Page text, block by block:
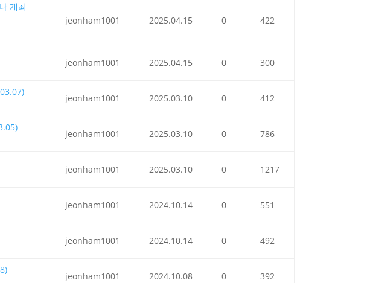
개최
jeonham1001 2025.04.15 0 422
jeonham1001 2025.04.15 0 300
jeonham1001 2025.03.10 0 412
jeonham1001 2025.03.10 0 786
jeonham1001 2025.03.10 0 1217
jeonham1001 2024.10.14 0 551
jeonham1001 2024.10.14 0 492
jeonham1001 2024.10.08 0 392